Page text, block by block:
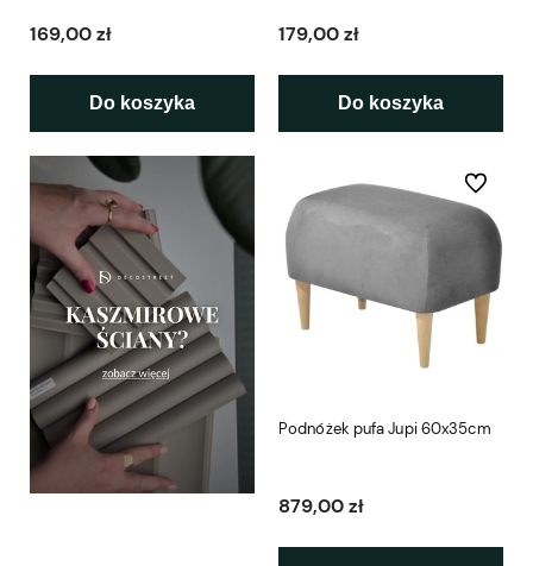
169,00 zł
Do koszyka
179,00 zł
Do koszyka
Podnóżek pufa Jupi 60x35cm
879,00 zł
Do